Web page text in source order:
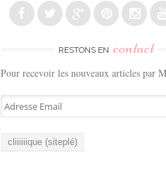
RESTONS EN contact
Pour recevoir les nouveaux articles par
A
d